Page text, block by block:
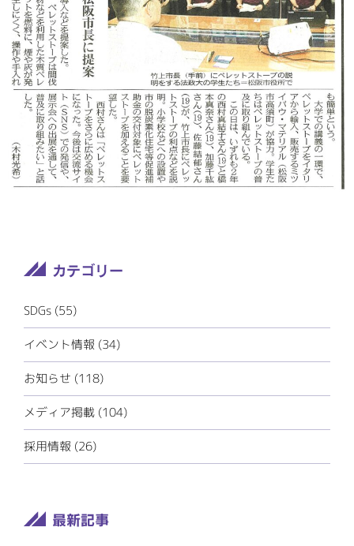
RECRUITサイト
SDGs (55)
イベント情報 (34)
お知らせ (118)
メディア掲載 (104)
採用情報 (26)